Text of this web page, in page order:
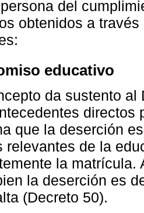
del
obtenidos a
educativo
da sustento
directos
que la deserción
relevantes de la
la matrícula.
la deserción es
(Decreto 50).